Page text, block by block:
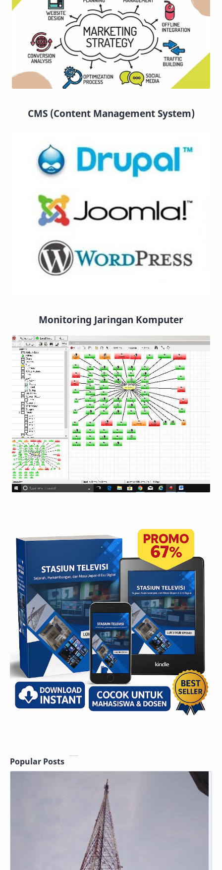
CMS (Content Management System)
Monitoring Jaringan Komputer
Popular Posts